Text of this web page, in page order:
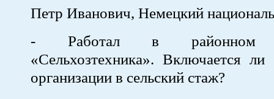
Петр Иванович, Немецкий
- Работал в районном
«Сельхозтехника». Включается
организации в сельский стаж?